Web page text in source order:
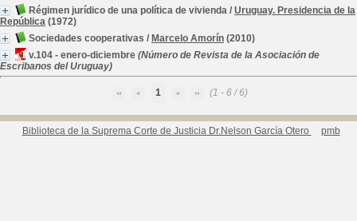
Régimen jurídico de una política de vivienda / Uruguay. Presidencia de la
República (1972)
Sociedades cooperativas / Marcelo Amorín (2010)
v.104 - enero-diciembre (Número de Revista de la Asociación de
Escribanos del Uruguay)
1 (1 - 6 / 6)
Biblioteca de la Suprema Corte de Justicia Dr.Nelson García Otero pmb